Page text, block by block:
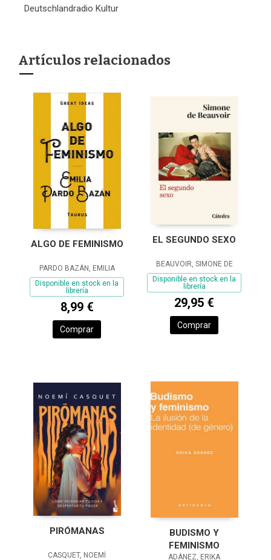
Deutschlandradio Kultur
Artículos relacionados
ALGO DE FEMINISMO
PARDO BAZÁN, EMILIA
Disponible en stock en la
librería
8,99 €
Comprar
EL SEGUNDO SEXO
BEAUVOIR, SIMONE DE
Disponible en stock en la
librería
29,95 €
Comprar
PIRÓMANAS
CASQUET, NOEMÍ
BUDISMO Y
FEMINISMO
ADÁNEZ, ERIKA